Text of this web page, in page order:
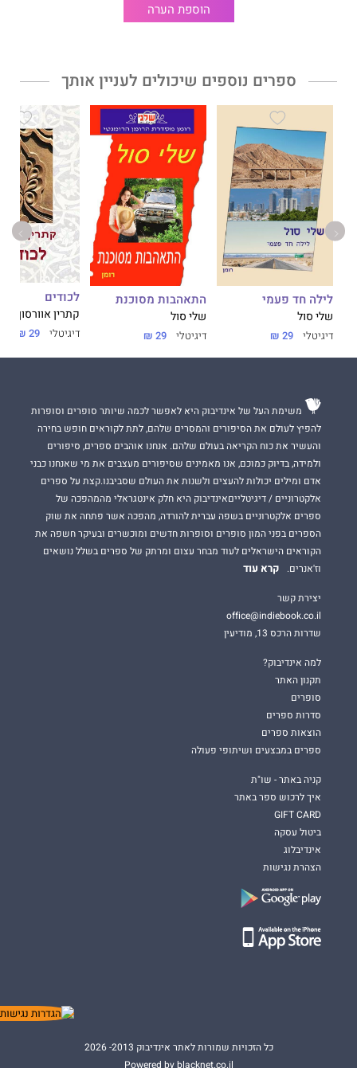
הוספת הערה
ספרים נוספים שיכולים לעניין אותך
לילה חד פעמי
שלי סול
דיגיטלי 29 ₪
התאהבות מסוכנת
שלי סול
דיגיטלי 29 ₪
לכודים
קתרין אוורסון
דיגיטלי 29 ₪
משימת העל של אינדיבוק היא לאפשר לכמה שיותר סופרים וסופרות
להפיץ לעולם את הסיפורים והמסרים שלהם, לתת לקוראים חופש בחירה
והעשיר את כוח הקריאה בעולם שלהם. אנחנו אוהבים ספרים, סיפורים
ולמידה, בדיוק כמוכם, אנו מאמינים שסיפורים מעצבים את מי שאנחנו כבני
אדם ומילים יכולות להעצים ולשנות את העולם שסביבנו.קצת על ספרים
אלקטרוניים / דיגיטלייםאינדיבוק היא חלק אינטגראלי מהמהפכה של
ספרים אלקטרוניים בשפה עברית להורדה, מהפכה אשר פתחה את שוק
הספרים בפני המון סופרים וסופרות חדשים ומוכשרים ובעיקר חשפה את
הקוראים הישראלים לעוד מבחר עצום ומרתק של ספרים בשלל נושאים
וז'אנרים.
קרא עוד
יצירת קשר
office@indiebook.co.il
שדרות הרכס 13, מודיעין
למה אינדיבוק?
תקנון האתר
סופרים
סדרות ספרים
הוצאות ספרים
ספרים במבצעים ושיתופי פעולה
קניה באתר - שו"ת
איך לרכוש ספר באתר
GIFT CARD
ביטול עסקה
אינדיבלוג
הצהרת נגישות
כל הזכויות שמורות לאתר אינדיבוק 2013- 2026
Powered by blacknet.co.il